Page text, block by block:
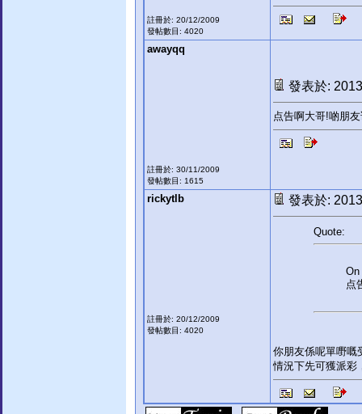
註冊於: 20/12/2009
發帖數目: 4020
awayqq
註冊於: 30/11/2009
發帖數目: 1615
發表於:
点告啊大哥!啲朋
rickytlb
註冊於: 20/12/2009
發帖數目: 4020
發表於:
Quote:
On
点
你朋友係呢單嘢嘅
情況下先可獲派彩